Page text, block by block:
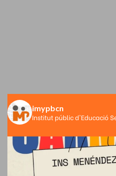
imypbcn
Institut públic d'Educació